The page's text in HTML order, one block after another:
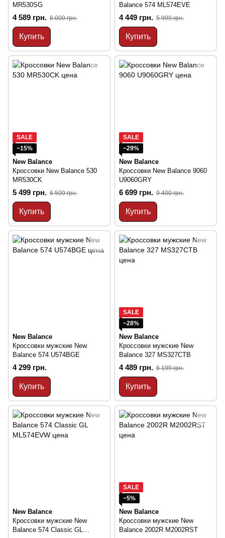
MR530SG
4 589 грн. 6 000 грн.
Купить
Balance 574 ML574EVE
4 449 грн. 5 999 грн.
Купить
SALE
−15%
New Balance
Кроссовки New Balance 530
MR530CK
5 499 грн. 6 500 грн.
Купить
SALE
−29%
New Balance
Кроссовки New Balance 9060
U9060GRY
6 699 грн. 9 400 грн.
Купить
New Balance
Кроссовки мужские New
Balance 574 U574BGE
4 299 грн.
Купить
SALE
−28%
New Balance
Кроссовки мужские New
Balance 327 MS327CTB
4 489 грн. 6 199 грн.
Купить
New Balance
Кроссовки мужские New
Balance 574 Classic GL
SALE
−5%
New Balance
Кроссовки мужские New
Balance 2002R M2002RST